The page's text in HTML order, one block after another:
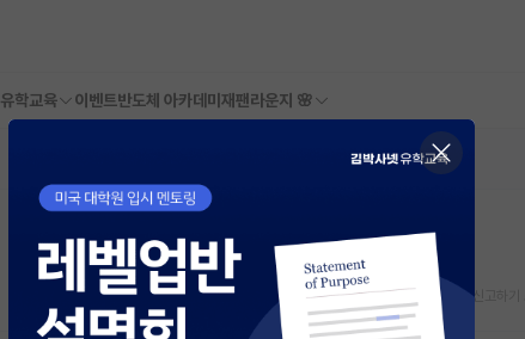
유학교육 이벤트반도체 아카데미 재팬라운지 🌸
스크랩 신고하기